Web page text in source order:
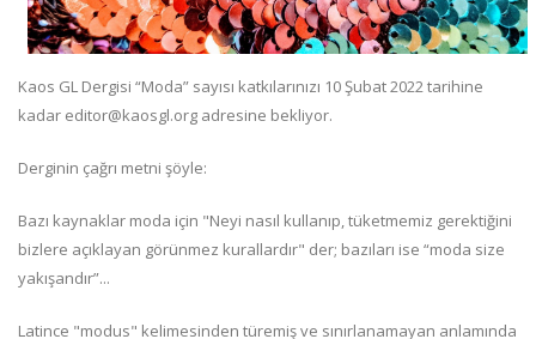
Kaos GL Dergisi “Moda” sayısı katkılarınızı 10 Şubat 2022 tarihine
kadar editor@kaosgl.org adresine bekliyor.
Derginin çağrı metni şöyle:
Bazı kaynaklar moda için "Neyi nasıl kullanıp, tüketmemiz gerektiğini
bizlere açıklayan görünmez kurallardır" der; bazıları ise “moda size
yakışandır”...
Latince "modus" kelimesinden türemiş ve sınırlanamayan anlamında